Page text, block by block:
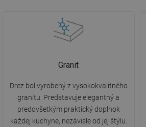
Granit
Drez bol vyrobený z vysokokvalitného
granitu. Predstavuje elegantný a
predovšetkým praktický doplnok
každej kuchyne, nezávisle od jej štýlu.